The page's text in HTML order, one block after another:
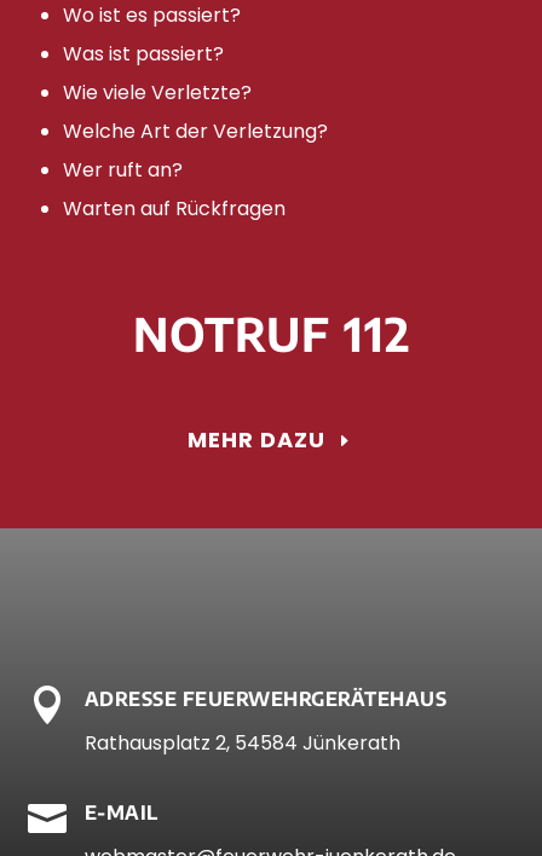
Wo ist es passiert?
Was ist passiert?
Wie viele Verletzte?
Welche Art der Verletzung?
Wer ruft an?
Warten auf Rückfragen
NOTRUF 112
MEHR DAZU
 ADRESSE FEUERWEHRGERÄTEHAUS
Rathausplatz 2, 54584 Jünkerath
 E-MAIL